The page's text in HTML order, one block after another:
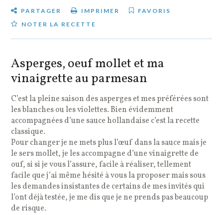
PARTAGER IMPRIMER
FAVORIS
NOTER LA RECETTE
Asperges, oeuf mollet et ma
vinaigrette au parmesan
C’est la pleine saison des asperges et mes préférées sont
les blanches ou les violettes. Bien évidemment
accompagnées d’une sauce hollandaise c’est la recette
classique.
Pour changer je ne mets plus l’œuf dans la sauce mais je
le sers mollet, je les accompagne d’une vinaigrette de
ouf, si si je vous l’assure, facile à réaliser, tellement
facile que j’ai même hésité à vous la proposer mais sous
les demandes insistantes de certains de mes invités qui
l’ont déjà testée, je me dis que je ne prends pas beaucoup
de risque.